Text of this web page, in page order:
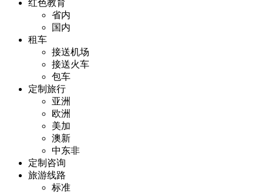
红色教育
省内
国内
租车
接送机场
接送火车
包车
定制旅行
亚洲
欧洲
美加
澳新
中东非
定制咨询
旅游线路
标准